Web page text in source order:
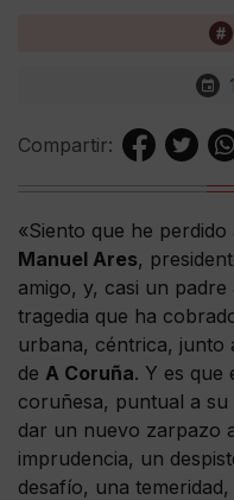
Compartir:
«Siento que he
Manuel Ares,
amigo, y, casi un
tragedia que ha
urbana, céntrica, junto
de A Coruña. Y es que
coruñesa, puntual a
dar un nuevo zarpazo
imprudencia, un
desafío, una